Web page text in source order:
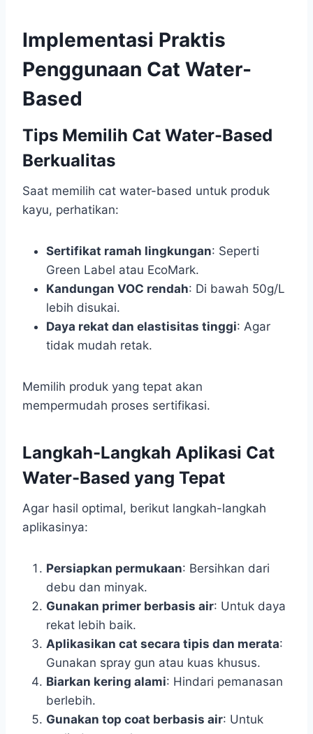
Implementasi Praktis
Penggunaan Cat Water-
Based
Tips Memilih Cat Water-Based
Berkualitas
Saat memilih cat water-based untuk produk
kayu, perhatikan:
Sertifikat ramah lingkungan: Seperti
Green Label atau EcoMark.
Kandungan VOC rendah: Di bawah 50g/L
lebih disukai.
Daya rekat dan elastisitas tinggi: Agar
tidak mudah retak.
Memilih produk yang tepat akan
mempermudah proses sertifikasi.
Langkah-Langkah Aplikasi Cat
Water-Based yang Tepat
Agar hasil optimal, berikut langkah-langkah
aplikasinya:
Persiapkan permukaan: Bersihkan dari
debu dan minyak.
Gunakan primer berbasis air: Untuk daya
rekat lebih baik.
Aplikasikan cat secara tipis dan merata:
Gunakan spray gun atau kuas khusus.
Biarkan kering alami: Hindari pemanasan
berlebih.
Gunakan top coat berbasis air: Untuk